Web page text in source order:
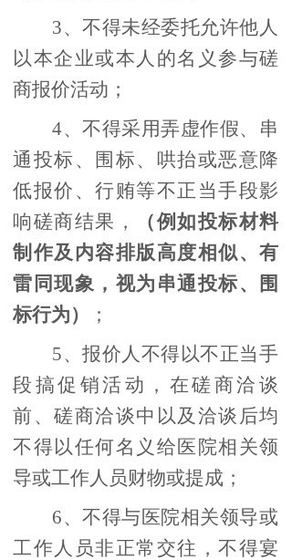
3、不得未经委托允许他人
以本企业或本人的名义参与磋
商报价活动；
4、不得采用弄虚作假、串
通投标、围标、哄抬或恶意降
低报价、行贿等不正当手段影
响磋商结果，
（例如投标材料
制作及内容排版高度相似、有
雷同现象，视为串通投标、围
标行为）
；
5、报价人不得以不正当手
段搞促销活动，在磋商洽谈
前、磋商洽谈中以及洽谈后均
不得以任何名义给医院相关领
导或工作人员财物或提成；
6、不得与医院相关领导或
工作人员非正常交往，不得宴